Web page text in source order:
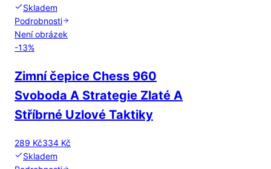
Skladem
Podrobnosti
Není obrázek
-13%
Zimní čepice Chess 960
Svoboda A Strategie Zlaté A
Stříbrné Uzlové Taktiky
289 Kč334 Kč
Skladem